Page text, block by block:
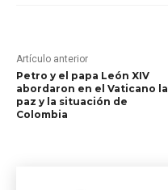
Artículo anterior
Petro y el papa León XIV
abordaron en el Vaticano la
paz y la situación de
Colombia